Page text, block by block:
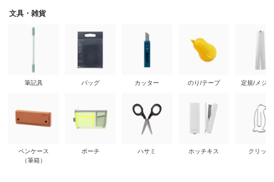
文具・雑貨
筆記具
ペンケース
（筆箱）
バッグ
ポーチ
カッター
ハサミ
のり/テープ
ホッチキス
定規/メジ
クリップ